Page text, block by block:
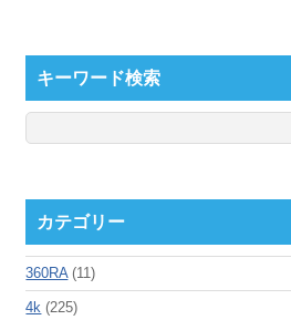
キーワード検索
カテゴリー
360RA(11)
4k (225)